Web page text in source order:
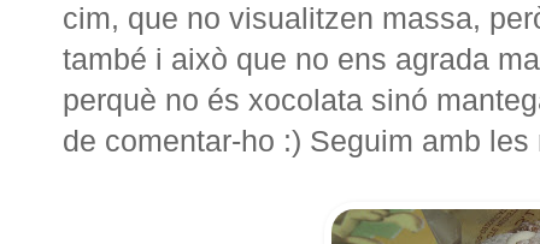
cim, que no visualitzen massa,
també i això que no ens agrada
perquè no és xocolata sinó
de comentar-ho :) Seguim amb